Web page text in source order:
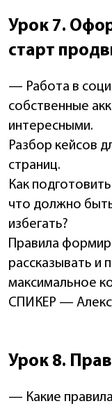
Урок 7.
старт
— Работа в
собственные
интересными.
Разбор кейсов
страниц.
Как
что должно
избегать?
Правила
рассказывать и
максимальное
СПИКЕР —
Урок 8.
— Какие